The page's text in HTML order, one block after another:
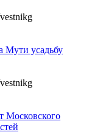
Мути усадьбу
Московского